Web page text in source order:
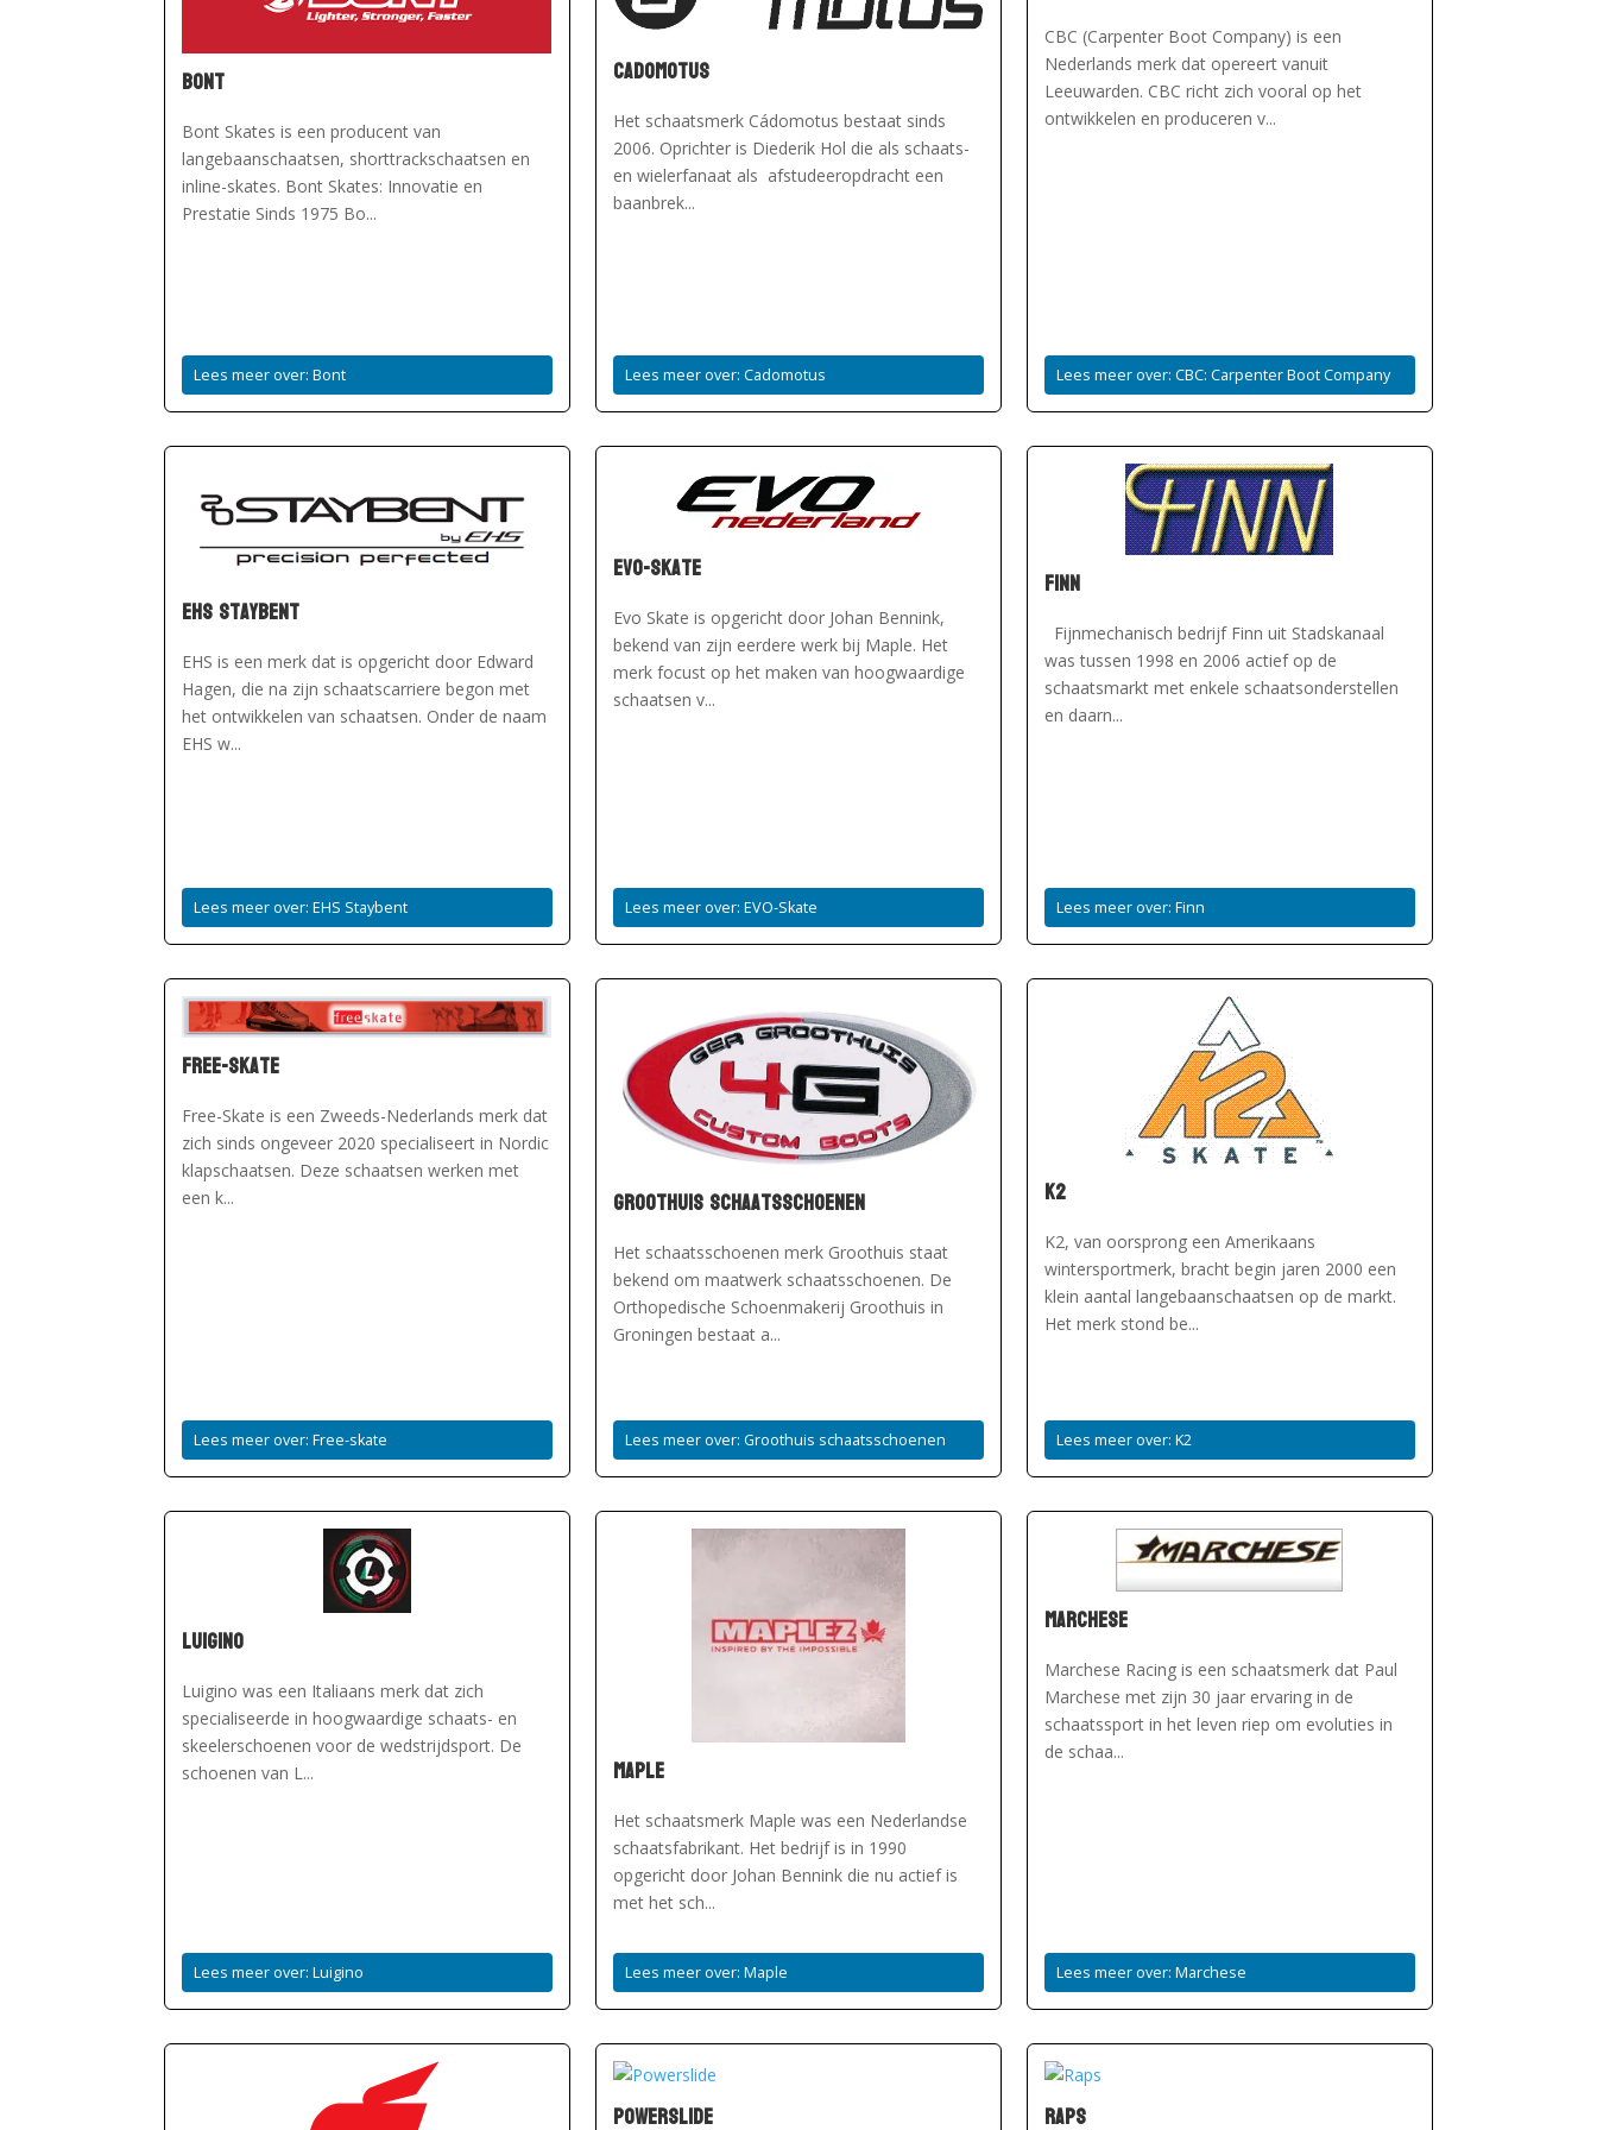
Bont
Bont Skates is een producent van
langebaanschaatsen, shorttrackschaatsen en
inline-skates. Bont Skates: Innovatie en
Prestatie Sinds 1975 Bo...
Lees meer over: Bont
Cadomotus
Het schaatsmerk Cádomotus bestaat sinds
2006. Oprichter is Diederik Hol die als schaats-
en wielerfanaat als afstudeeropdracht een
baanbrek...
Lees meer over: Cadomotus
CBC (Carpenter Boot Company) is een
Nederlands merk dat opereert vanuit
Leeuwarden. CBC richt zich vooral op het
ontwikkelen en produceren v...
Lees meer over: CBC: Carpenter Boot Company
EHS Staybent
EHS is een merk dat is opgericht door Edward
Hagen, die na zijn schaatscarriere begon met
het ontwikkelen van schaatsen. Onder de naam
EHS w...
Lees meer over: EHS Staybent
EVO-Skate
Evo Skate is opgericht door Johan Bennink,
bekend van zijn eerdere werk bij Maple. Het
merk focust op het maken van hoogwaardige
schaatsen v...
Lees meer over: EVO-Skate
Finn
Fijnmechanisch bedrijf Finn uit Stadskanaal
was tussen 1998 en 2006 actief op de
schaatsmarkt met enkele schaatsonderstellen
en daarn...
Lees meer over: Finn
Free-skate
Free-Skate is een Zweeds-Nederlands merk dat
zich sinds ongeveer 2020 specialiseert in Nordic
klapschaatsen. Deze schaatsen werken met
een k...
Lees meer over: Free-skate
Groothuis schaatsschoenen
Het schaatsschoenen merk Groothuis staat
bekend om maatwerk schaatsschoenen. De
Orthopedische Schoenmakerij Groothuis in
Groningen bestaat a...
Lees meer over: Groothuis schaatsschoenen
K2
K2, van oorsprong een Amerikaans
wintersportmerk, bracht begin jaren 2000 een
klein aantal langebaanschaatsen op de markt.
Het merk stond be...
Lees meer over: K2
Luigino
Luigino was een Italiaans merk dat zich
specialiseerde in hoogwaardige schaats- en
skeelerschoenen voor de wedstrijdsport. De
schoenen van L...
Lees meer over: Luigino
Maple
Het schaatsmerk Maple was een Nederlandse
schaatsfabrikant. Het bedrijf is in 1990
opgericht door Johan Bennink die nu actief is
met het sch...
Lees meer over: Maple
Marchese
Marchese Racing is een schaatsmerk dat Paul
Marchese met zijn 30 jaar ervaring in de
schaatssport in het leven riep om evoluties in
de schaa...
Lees meer over: Marchese
Powerslide Raps